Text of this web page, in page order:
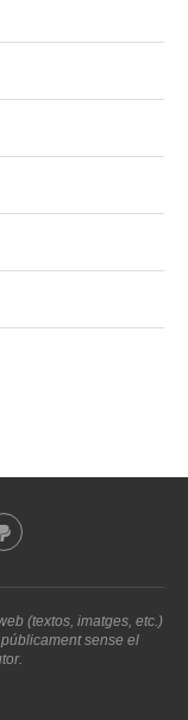
(textos, imatges, etc.)
sense el